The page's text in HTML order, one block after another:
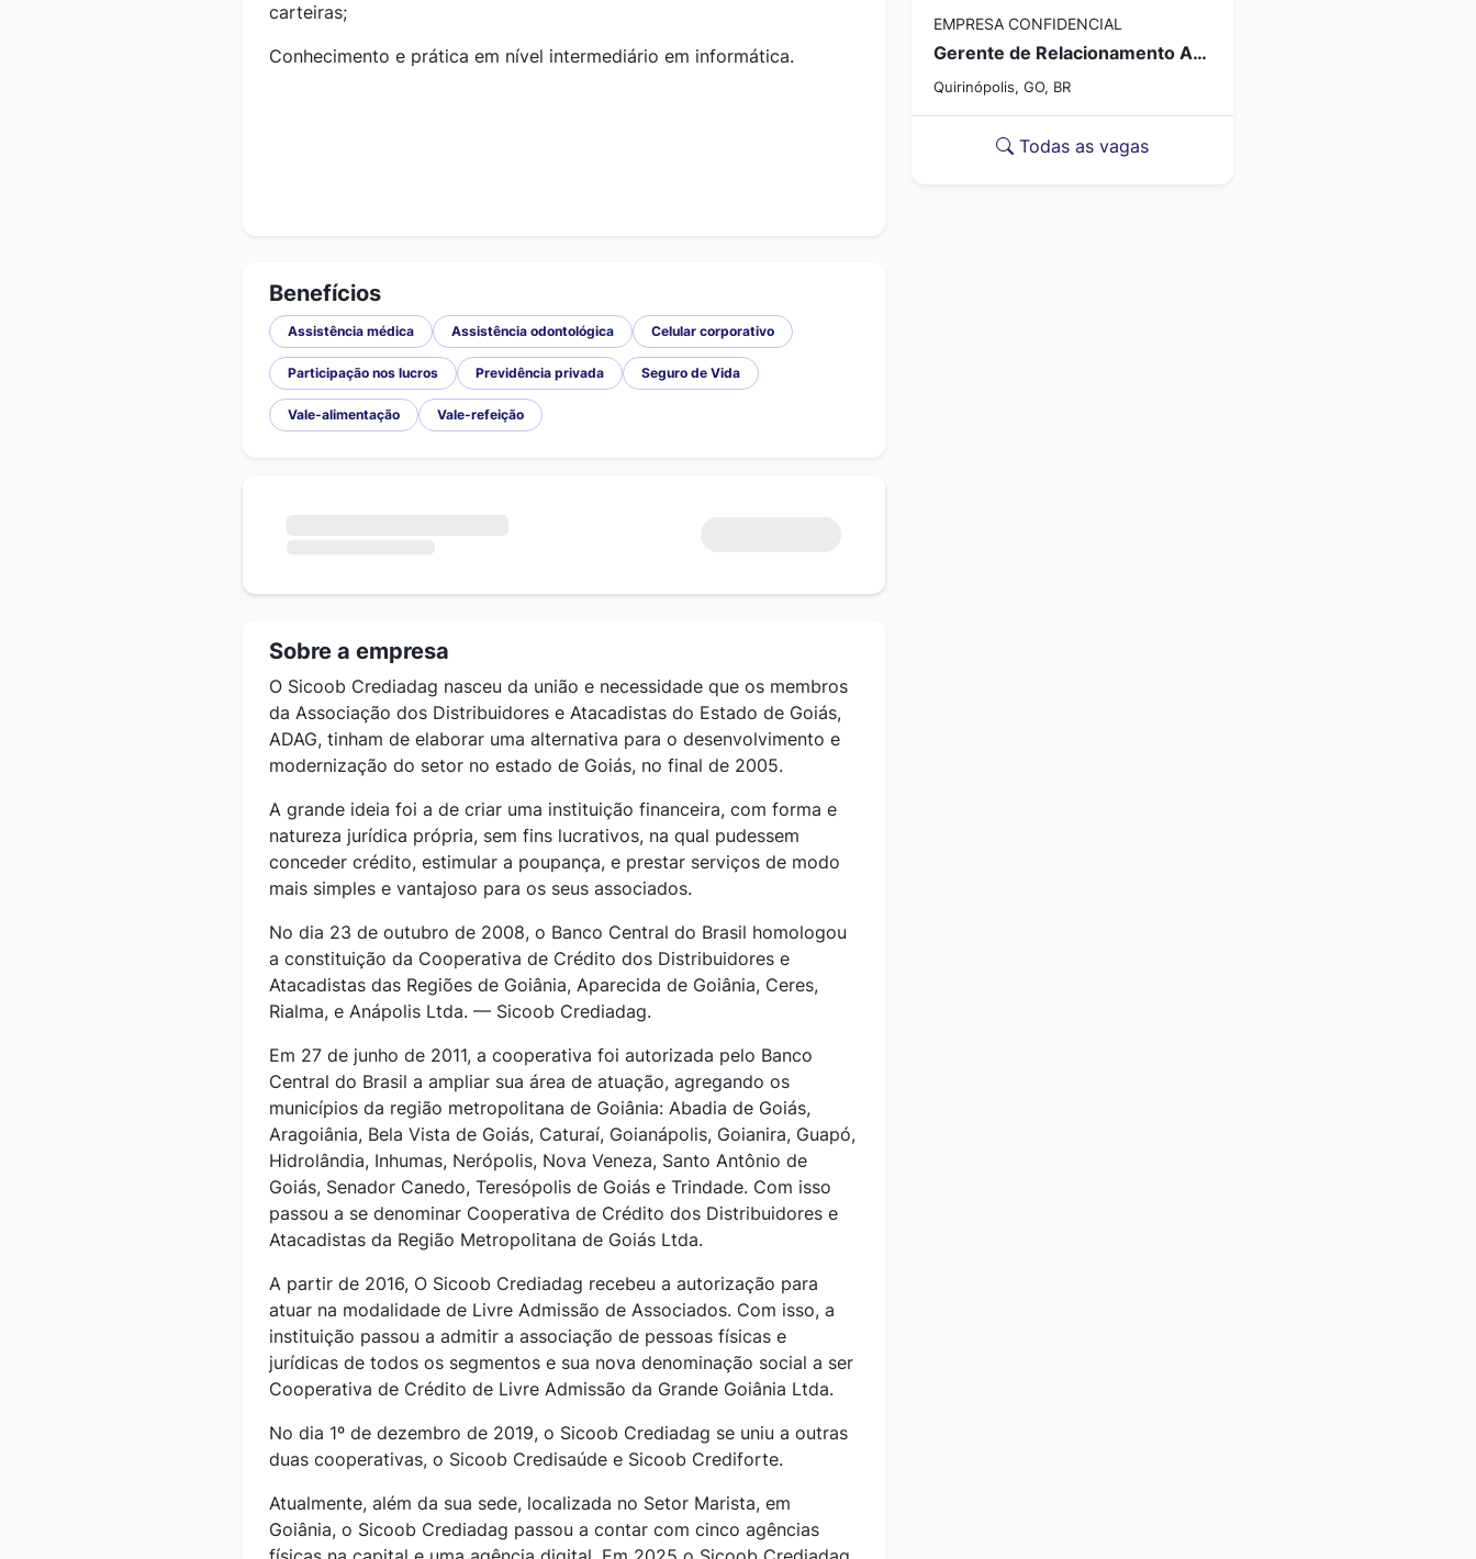
carteiras;
Conhecimento e prática em nível intermediário em informática.
Benefícios
Assistência médica Assistência odontológica Celular corporativo
Participação nos lucros Previdência privada Seguro de Vida
Vale-alimentação Vale-refeição
Sobre a empresa
O Sicoob Crediadag nasceu da união e necessidade que os membros
da Associação dos Distribuidores e Atacadistas do Estado de Goiás,
ADAG, tinham de elaborar uma alternativa para o desenvolvimento e
modernização do setor no estado de Goiás, no final de 2005.
A grande ideia foi a de criar uma instituição financeira, com forma e
natureza jurídica própria, sem fins lucrativos, na qual pudessem
conceder crédito, estimular a poupança, e prestar serviços de modo
mais simples e vantajoso para os seus associados.
No dia 23 de outubro de 2008, o Banco Central do Brasil homologou
a constituição da Cooperativa de Crédito dos Distribuidores e
Atacadistas das Regiões de Goiânia, Aparecida de Goiânia, Ceres,
Rialma, e Anápolis Ltda. — Sicoob Crediadag.
Em 27 de junho de 2011, a cooperativa foi autorizada pelo Banco
Central do Brasil a ampliar sua área de atuação, agregando os
municípios da região metropolitana de Goiânia: Abadia de Goiás,
Aragoiânia, Bela Vista de Goiás, Caturaí, Goianápolis, Goianira, Guapó,
Hidrolândia, Inhumas, Nerópolis, Nova Veneza, Santo Antônio de
Goiás, Senador Canedo, Teresópolis de Goiás e Trindade. Com isso
passou a se denominar Cooperativa de Crédito dos Distribuidores e
Atacadistas da Região Metropolitana de Goiás Ltda.
A partir de 2016, O Sicoob Crediadag recebeu a autorização para
atuar na modalidade de Livre Admissão de Associados. Com isso, a
instituição passou a admitir a associação de pessoas físicas e
jurídicas de todos os segmentos e sua nova denominação social a ser
Cooperativa de Crédito de Livre Admissão da Grande Goiânia Ltda.
No dia 1º de dezembro de 2019, o Sicoob Crediadag se uniu a outras
duas cooperativas, o Sicoob Credisaúde e Sicoob Crediforte.
Atualmente, além da sua sede, localizada no Setor Marista, em
Goiânia, o Sicoob Crediadag passou a contar com cinco agências
EMPRESA CONFIDENCIAL
Gerente de Relacionamento Agro
Quirinópolis, GO, BR
Todas as vagas